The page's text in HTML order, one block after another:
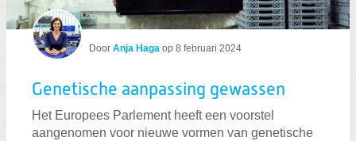
Door Anja Haga op 8 februari 2024
Genetische aanpassing gewassen
Het Europees Parlement heeft een voorstel
aangenomen voor nieuwe vormen van genetische